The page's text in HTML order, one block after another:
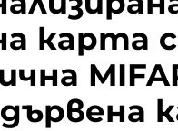
карта с
дървена